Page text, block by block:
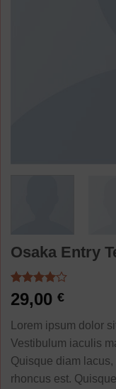
Osaka Entry
Noté
4.00sur
sur
4
notations
client
29,00 €
Lorem ipsum dolor
Vestibulum iaculis
Quisque diam
rhoncus est.